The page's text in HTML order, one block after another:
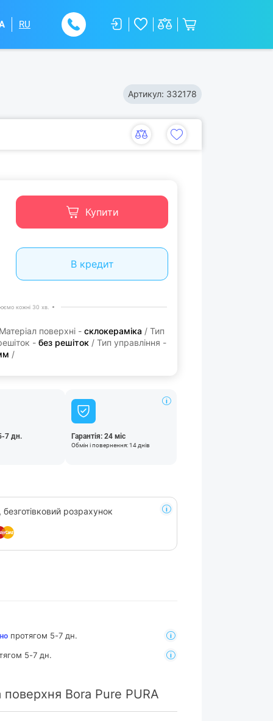
RU
Артикул: 332178
Купити
В кредит
кожні 30 хв.
поверхні - склокераміка / Тип
- без решіток / Тип управління -
/
7 дн. Гарантія: 24 міс
Обмін і повернення: 14 днів
розрахунок
протягом 5-7 дн.
5-7 дн.
Bora Pure PURA